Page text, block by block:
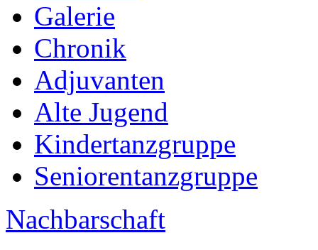
Galerie
Chronik
Adjuvanten
Alte Jugend
Kindertanzgruppe
Seniorentanzgruppe
Nachbarschaft